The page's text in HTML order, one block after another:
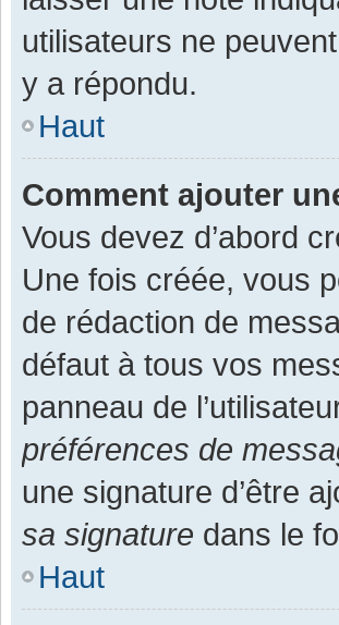
utilisateurs ne
y a répondu.
Haut
Comment ajouter
Vous devez d’abord
Une fois créée, vous
de rédaction de
défaut à tous vos
panneau de
préférences de
une signature d’être
sa signature dans le
Haut